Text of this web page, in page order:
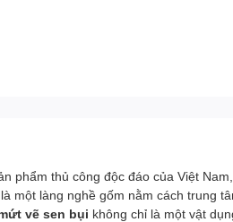
phẩm thủ công độc đáo của Việt
là một làng nghề gốm nằm cách trung
vẽ sen bụi không chỉ là một vật